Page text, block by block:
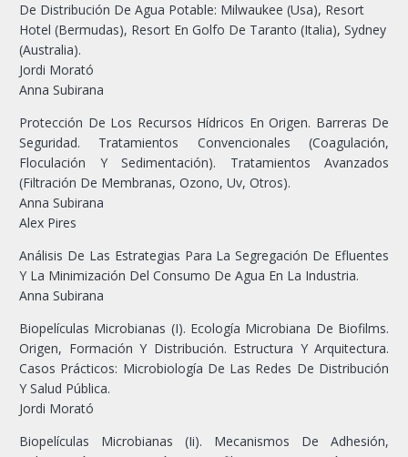
De Distribución De Agua Potable: Milwaukee (Usa), Resort
Hotel (Bermudas), Resort En Golfo De Taranto (Italia), Sydney
(Australia).
Jordi Morató
Anna Subirana
Protección De Los Recursos Hídricos En Origen. Barreras De
Seguridad. Tratamientos Convencionales (Coagulación,
Floculación Y Sedimentación). Tratamientos Avanzados
(Filtración De Membranas, Ozono, Uv, Otros).
Anna Subirana
Alex Pires
Análisis De Las Estrategias Para La Segregación De Efluentes
Y La Minimización Del Consumo De Agua En La Industria.
Anna Subirana
Biopelículas Microbianas (I). Ecología Microbiana De Biofilms.
Origen, Formación Y Distribución. Estructura Y Arquitectura.
Casos Prácticos: Microbiología De Las Redes De Distribución
Y Salud Pública.
Jordi Morató
Biopelículas Microbianas (Ii). Mecanismos De Adhesión,